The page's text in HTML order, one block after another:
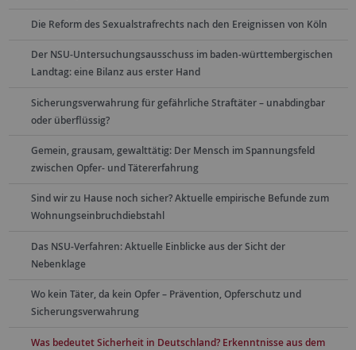
Die Reform des Sexualstrafrechts nach den Ereignissen von Köln
Der NSU-Untersuchungsausschuss im baden-württembergischen
Landtag: eine Bilanz aus erster Hand
Sicherungsverwahrung für gefährliche Straftäter – unabdingbar
oder überflüssig?
Gemein, grausam, gewalttätig: Der Mensch im Spannungsfeld
zwischen Opfer- und Tätererfahrung
Sind wir zu Hause noch sicher? Aktuelle empirische Befunde zum
Wohnungseinbruchdiebstahl
Das NSU-Verfahren: Aktuelle Einblicke aus der Sicht der
Nebenklage
Wo kein Täter, da kein Opfer – Prävention, Opferschutz und
Sicherungsverwahrung
Was bedeutet Sicherheit in Deutschland? Erkenntnisse aus dem